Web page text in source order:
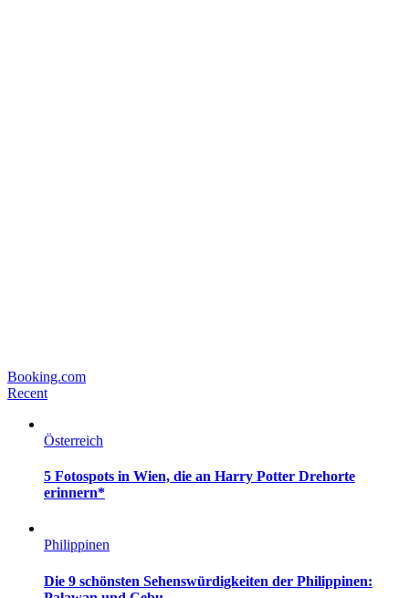
Booking.com
Recent
Österreich
5 Fotospots in Wien, die an Harry Potter Drehorte
erinnern*
Philippinen
Die 9 schönsten Sehenswürdigkeiten der Philippinen: